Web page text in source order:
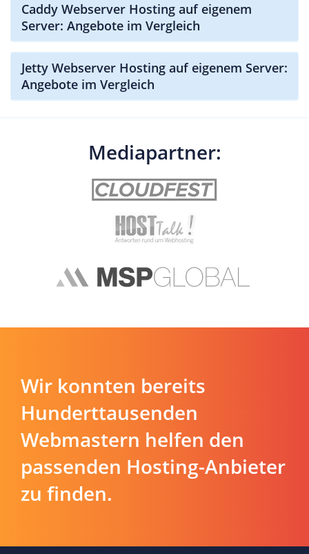
Caddy Webserver Hosting auf eigenem
Server: Angebote im Vergleich
Jetty Webserver Hosting auf eigenem Server:
Angebote im Vergleich
Mediapartner:
Wir konnten bereits
Hunderttausenden
Webmastern helfen den
passenden Hosting-Anbieter
zu finden.